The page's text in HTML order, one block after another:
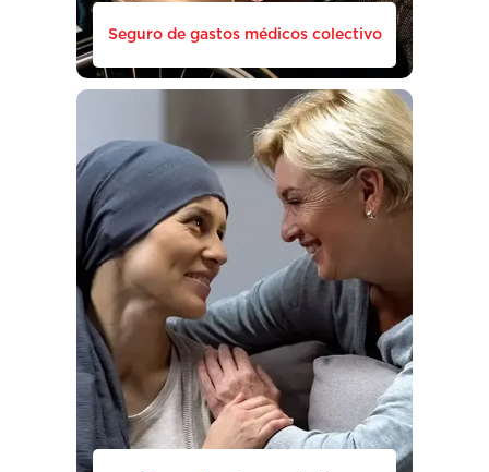
Seguro de gastos médicos colectivo